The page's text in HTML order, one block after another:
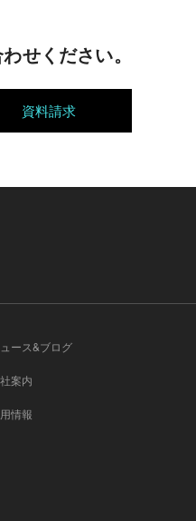
せください。
資料請求
ース&ブログ
案内
情報